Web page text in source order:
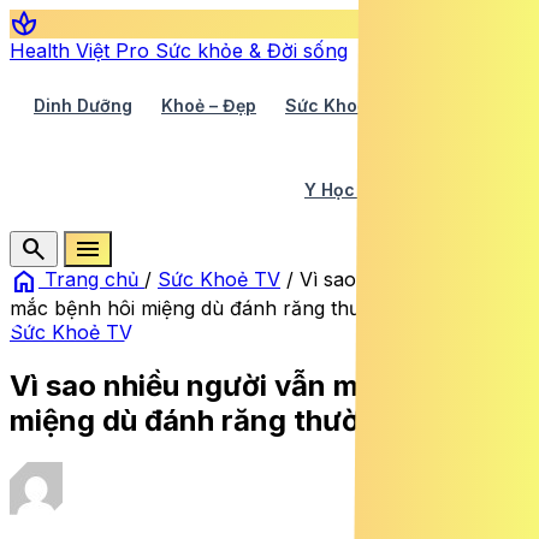
spa
Health Việt Pro Sức khỏe & Đời sống
Dinh Dưỡng Khoẻ – Đẹp Sức Khoẻ TV
Y Học Cổ Truyền
search
menu
home Trang chủ / Sức Khoẻ TV / Vì sao nhiều người vẫn
mắc bệnh hôi miệng dù đánh răng thường xuyên?
Sức Khoẻ TV
Vì sao nhiều người vẫn mắc bệnh hôi
miệng dù đánh răng thường xuyên?